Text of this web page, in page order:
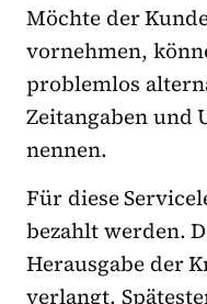
Möchte der
vornehmen,
problemlos
Zeitangaben und
nennen.
Für diese
bezahlt werden.
Herausgabe der
verlangt.